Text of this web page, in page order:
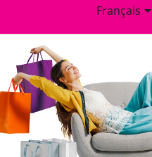
Français